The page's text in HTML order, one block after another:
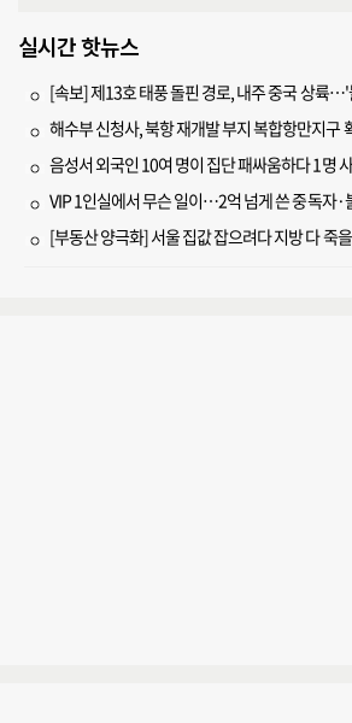
실시간 핫뉴스
[속보] 제13호 태풍 돌핀 경로, 내주 중국 상륙
해수부 신청사, 북항 재개발 부지 복합항만지구
음성서 외국인 10여 명이 집단 패싸움하다 1명
VIP 1인실에서 무슨 일이…2억 넘게 쓴 중독자·
[부동산 양극화] 서울 집값 잡으려다 지방 다 죽